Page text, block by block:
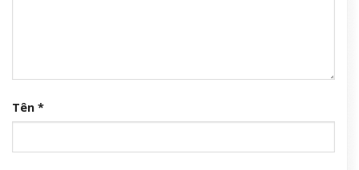
Tên *